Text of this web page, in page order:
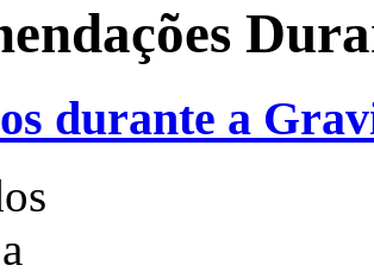
durante a